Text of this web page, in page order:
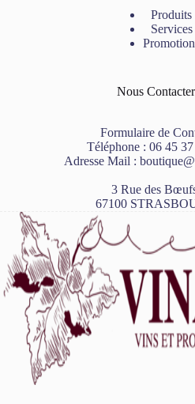
Produits
Services
Nous Contacter
Formulaire de
Téléphone : 06 45
Adresse Mail :
3 Rue des
67100